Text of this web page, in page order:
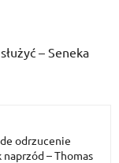
– Seneka
odrzucenie
– Thomas